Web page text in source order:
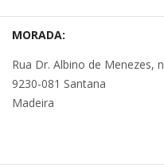
MORADA:
Rua Dr. Albino de Menezes,
9230-081 Santana
Madeira